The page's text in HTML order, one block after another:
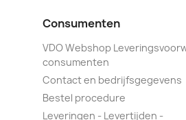
Consumenten
VDO Webshop
consumenten
Contact en bedrijfsgegevens
Bestel procedure
Leveringen - Levertijden -